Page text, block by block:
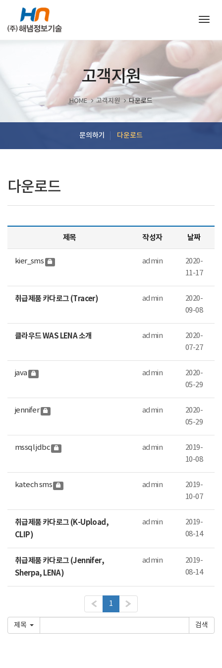
고객지원
HOME 고객지원 다운로드
문의하기 다운로드
다운로드
제목 작성자 날짜
kier_sms admin
2020-
11-17
취급제품 카다로그 (Tracer) admin
2020-
09-08
클라우드 WAS LENA 소개 admin
2020-
07-27
java admin
2020-
05-29
jennifer admin
2020-
05-29
mssql jdbc admin
2019-
10-08
katech sms admin
2019-
10-07
취급제품 카다로그 (K-Upload,
CLIP)
admin
2019-
08-14
취급제품 카다로그 (Jennifer,
Sherpa, LENA)
admin
2019-
08-14
« 1 »
제목